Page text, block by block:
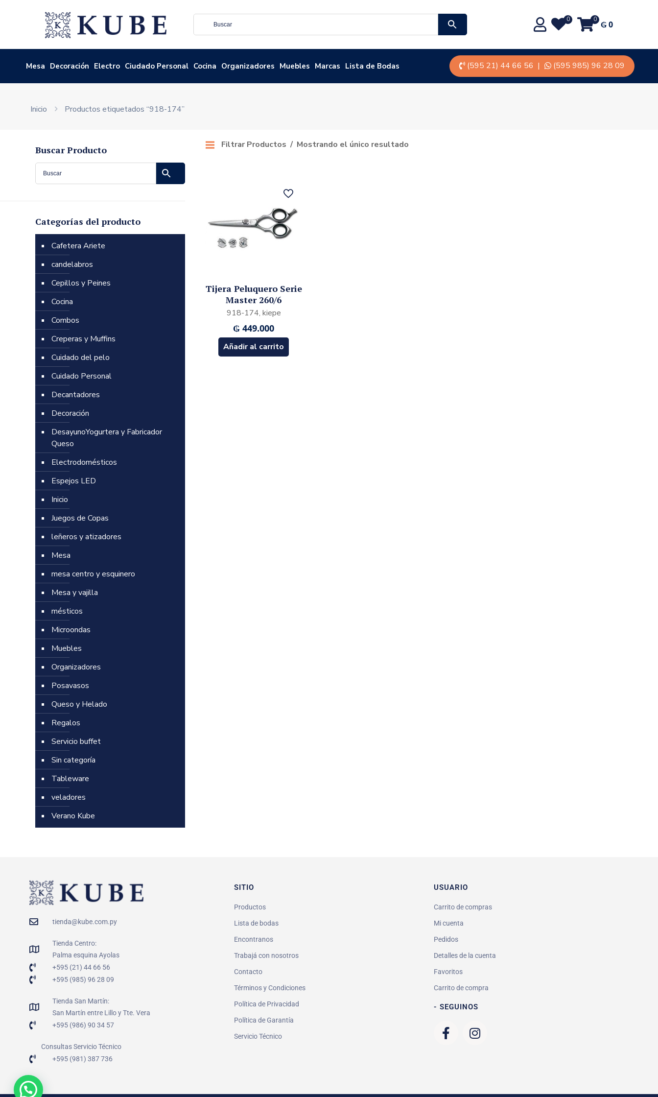
0 0 ₲0
Mesa Decoración Electro Ciudado Personal Cocina Organizadores Muebles Marcas Lista de Bodas (595 21) 44 66 56 | (595 985) 96 28 09
Inicio Productos etiquetados “918-174”
Filtrar Productos Mostrando el único resultado
Tijera Peluquero Serie
Master 260/6
918-174, kiepe
₲ 449.000
Añadir al carrito
Buscar Producto
Categorías del producto
Cafetera Ariete
candelabros
Cepillos y Peines
Cocina
Combos
Creperas y Muffins
Cuidado del pelo
Cuidado Personal
Decantadores
Decoración
DesayunoYogurtera y Fabricador
Queso
Electrodomésticos
Espejos LED
Inicio
Juegos de Copas
leñeros y atizadores
Mesa
mesa centro y esquinero
Mesa y vajilla
mésticos
Microondas
Muebles
Organizadores
Posavasos
Queso y Helado
Regalos
Servicio buffet
Sin categoría
Tableware
veladores
Verano Kube
tienda@kube.com.py
Tienda Centro:
Palma esquina Ayolas
+595 (21) 44 66 56
+595 (985) 96 28 09
Tienda San Martín:
San Martín entre Lillo y Tte. Vera
+595 (986) 90 34 57
Consultas Servicio Técnico
+595 (981) 387 736
SITIO
Productos
Lista de bodas
Encontranos
Trabajá con nosotros
Contacto
Términos y Condiciones
Política de Privacidad
Política de Garantía
Servicio Técnico
USUARIO
Carrito de compras
Mi cuenta
Pedidos
Detalles de la cuenta
Favoritos
Carrito de compra
- SEGUINOS